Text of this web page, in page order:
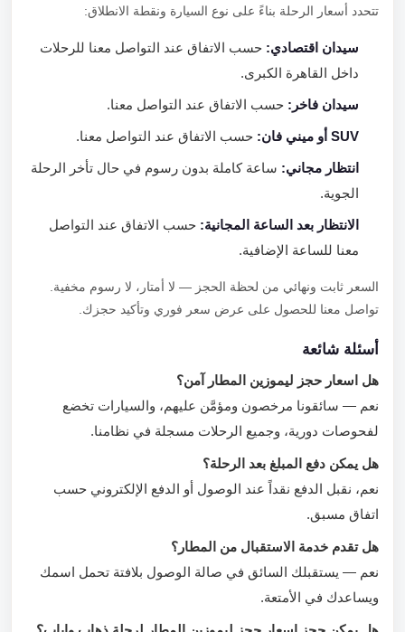
تتحدد أسعار الرحلة بناءً على نوع السيارة ونقطة الانطلاق:
سيدان اقتصادي:حسب الاتفاق عند التواصل معنا للرحلات
داخل القاهرة الكبرى.
سيدان فاخر:حسب الاتفاق عند التواصل معنا.
SUV أو ميني فان: حسب الاتفاق عند التواصل معنا.
انتظار مجاني:ساعة كاملة بدون رسوم في حال تأخر الرحلة
الجوية.
الانتظار بعد الساعة المجانية:حسب الاتفاق عند التواصل
معنا للساعة الإضافية.
السعر ثابت ونهائي من لحظة الحجز — لا أمتار، لا رسوم مخفية.
تواصل معنا للحصول على عرض سعر فوري وتأكيد حجزك.
أسئلة شائعة
هل اسعار حجز ليموزين المطار آمن؟
نعم — سائقونا مرخصون ومؤمَّن عليهم، والسيارات تخضع
لفحوصات دورية، وجميع الرحلات مسجلة في نظامنا.
هل يمكن دفع المبلغ بعد الرحلة؟
نعم، نقبل الدفع نقداً عند الوصول أو الدفع الإلكتروني حسب
اتفاق مسبق.
هل تقدم خدمة الاستقبال من المطار؟
نعم — يستقبلك السائق في صالة الوصول بلافتة تحمل اسمك
ويساعدك في الأمتعة.